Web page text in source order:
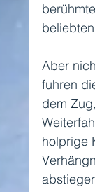
berühmte
Aber
fuhren
dem
holprige